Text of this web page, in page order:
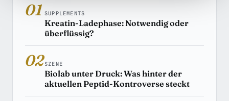
01 SUPPLEMENTS
Kreatin-Ladephase: Notwendig oder
überflüssig?
02SZENE
Biolab unter Druck: Was hinter der
aktuellen Peptid-Kontroverse steckt